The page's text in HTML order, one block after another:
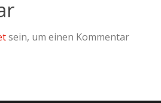
sein, um einen Kommentar